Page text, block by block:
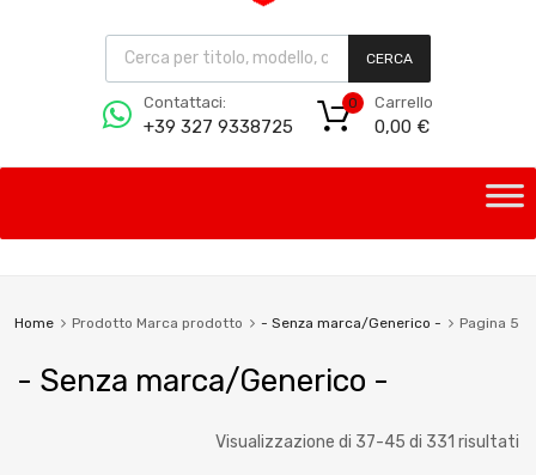
CERCA
Contattaci:
+39 327 9338725
Carrello
0,00 €
0
Home Prodotto Marca prodotto - Senza marca/Generico - Pagina 5
- Senza marca/Generico -
Visualizzazione di 37-45 di 331 risultati